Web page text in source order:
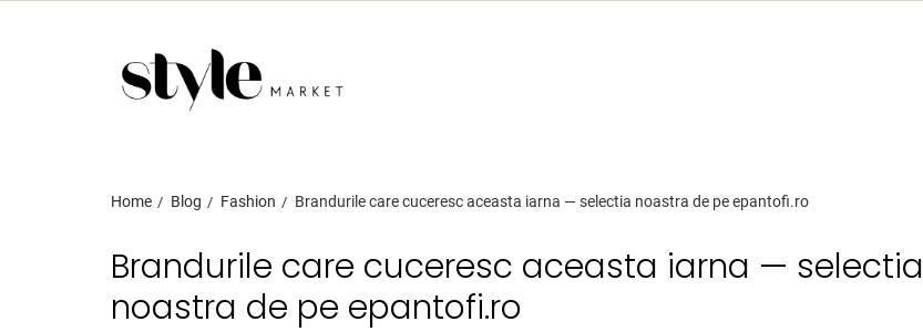
Home Blog Fashion Brandurile care cuceresc aceasta iarna — selectia noastra de pe epantofi.ro
Brandurile care cuceresc aceasta iarna — selectia
noastra de pe epantofi.ro